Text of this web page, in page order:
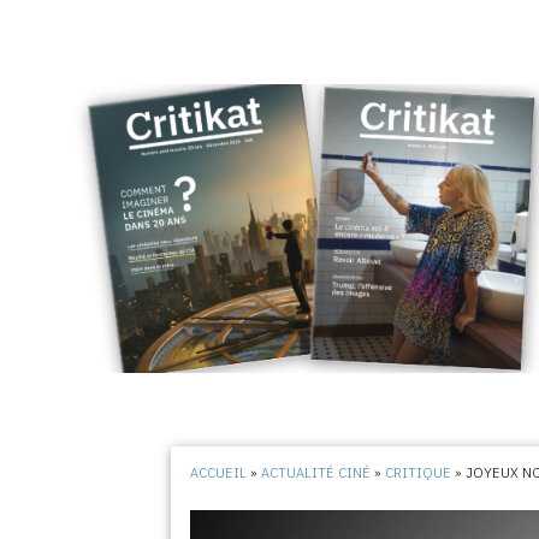
ACCUEIL »ACTUALITÉ CINÉ » CRITIQUE »JOYEUX